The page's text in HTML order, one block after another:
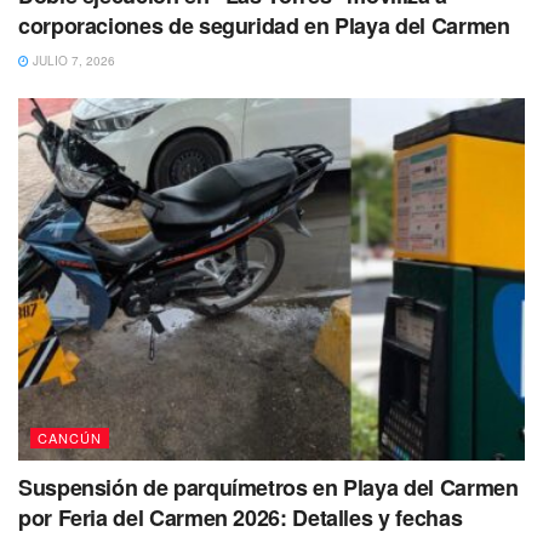
Ante lo ocurrido familiares del hombre herido llamaron al
llegó a brindarle los primeros auxilios.
Así mismo llegaron hasta el domicilio antes mencionado,
elementos de la Policía Municipal y Estatal quienes
tomaron conocimiento de lo ocurrido.
corporaciones de seguridad en Playa del Carmen
JULIO 7, 2026
CANCÚN
Suspensión de parquímetros en Playa del Carmen
por Feria del Carmen 2026: Detalles y fechas